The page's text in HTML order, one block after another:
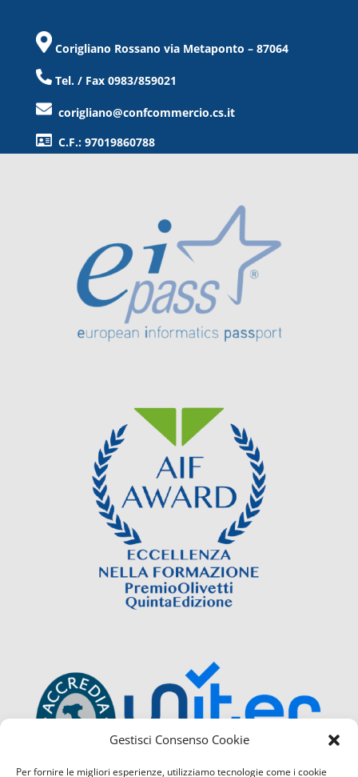
Gestisci Consenso Cookie
Per fornire le migliori esperienze, utilizziamo tecnologie come i cookie
Corigliano Rossano via Metaponto – 87064
Tel. / Fax 0983/859021
corigliano@confcommercio.cs.it
C.F.: 97019860788